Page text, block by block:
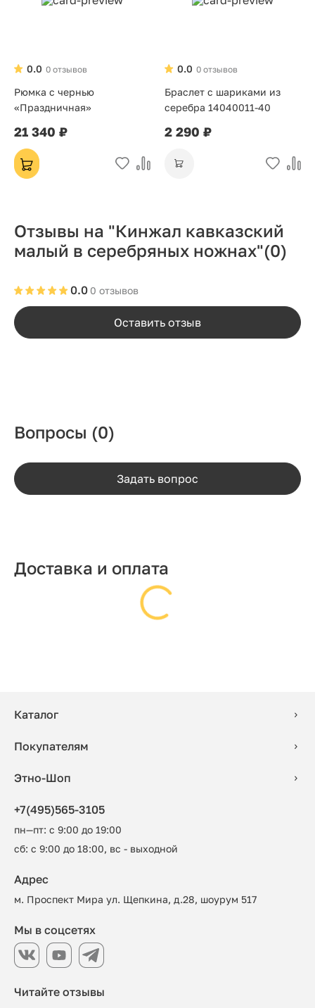
0 отзывов
0.0
Рюмка с чернью
«Праздничная»
21 340 ₽
0 отзывов
0.0
Браслет с шариками из
серебра 14040011-40
2 290 ₽
Отзывы на "Кинжал кавказский
малый в серебряных ножнах"(0)
0 отзывов
0.0
Оставить отзыв
Вопросы (0)
Задать вопрос
Доставка и оплата
Каталог
Покупателям
Этно-Шоп
+7(495)565-3105
пн—пт: с 9:00 до 19:00
сб: с 9:00 до 18:00, вс - выходной
Читайте отзывы
Адрес
м. Проспект Мира ул. Щепкина, д.28, шоурум 517
Мы в соцсетях